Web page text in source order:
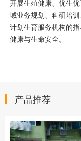
开展生殖健康、优生
域业务规划、科研培
计划生育服务机构的
健康与生命安全。
产品推荐